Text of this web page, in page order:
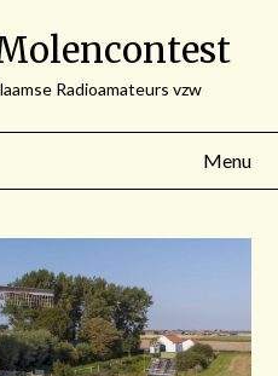
Radioamateurs vzw
Menu